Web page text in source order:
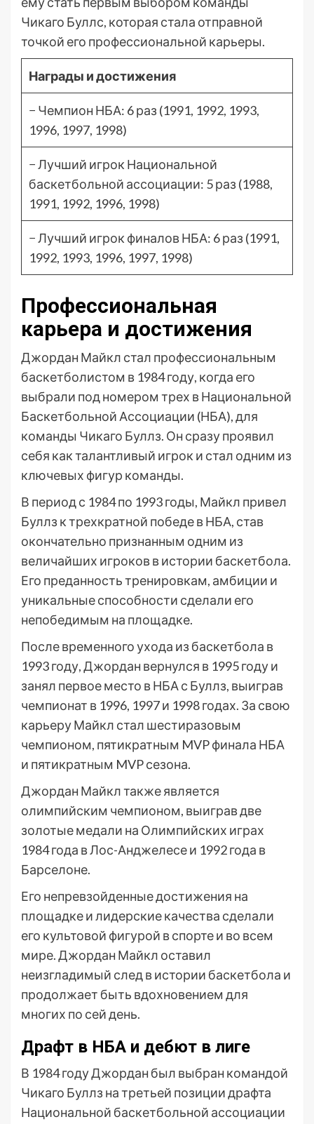
Чикаго Буллс, которая стала отправной
точкой его профессиональной карьеры.
Награды и достижения
− Чемпион НБА: 6 раз (1991, 1992, 1993,
1996, 1997, 1998)
− Лучший игрок Национальной
баскетбольной ассоциации: 5 раз (1988,
1991, 1992, 1996, 1998)
− Лучший игрок финалов НБА: 6 раз (1991,
1992, 1993, 1996, 1997, 1998)
Профессиональная
карьера и достижения
Джордан Майкл стал профессиональным
баскетболистом в 1984 году, когда его
выбрали под номером трех в Национальной
Баскетбольной Ассоциации (НБА), для
команды Чикаго Буллз. Он сразу проявил
себя как талантливый игрок и стал одним из
ключевых фигур команды.
В период с 1984 по 1993 годы, Майкл привел
Буллз к трехкратной победе в НБА, став
окончательно признанным одним из
величайших игроков в истории баскетбола.
Его преданность тренировкам, амбиции и
уникальные способности сделали его
непобедимым на площадке.
После временного ухода из баскетбола в
1993 году, Джордан вернулся в 1995 году и
занял первое место в НБА с Буллз, выиграв
чемпионат в 1996, 1997 и 1998 годах. За свою
карьеру Майкл стал шестиразовым
чемпионом, пятикратным MVP финала НБА
и пятикратным MVP сезона.
Джордан Майкл также является
олимпийским чемпионом, выиграв две
золотые медали на Олимпийских играх
1984 года в Лос-Анджелесе и 1992 года в
Барселоне.
Его непревзойденные достижения на
площадке и лидерские качества сделали
его культовой фигурой в спорте и во всем
мире. Джордан Майкл оставил
неизгладимый след в истории баскетбола и
продолжает быть вдохновением для
многих по сей день.
Драфт в НБА и дебют в лиге
В 1984 году Джордан был выбран командой
Чикаго Буллз на третьей позиции драфта
Национальной баскетбольной ассоциации